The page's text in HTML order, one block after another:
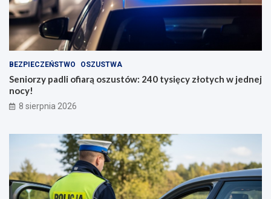
BEZPIECZEŃSTWO OSZUSTWA
Seniorzy padli ofiarą oszustów: 240 tysięcy złotych w jednej
nocy!
8 sierpnia 2026